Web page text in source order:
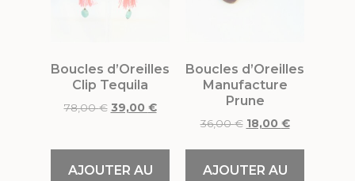
Boucles d’Oreilles
Clip Tequila
78,00€ 39,00 €
AJOUTER AU
Boucles d’Oreilles
Manufacture
Prune
36,00€ 18,00 €
AJOUTER AU